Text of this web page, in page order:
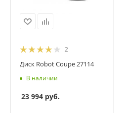
2
Диск Robot Coupe 27114
В наличии
23 994 руб.